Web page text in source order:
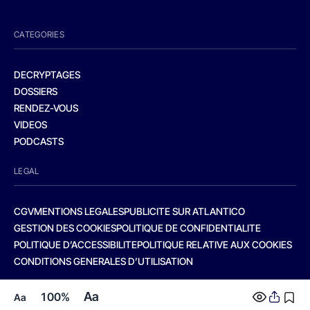
Aa 100% Aa
CATEGORIES
DECRYPTAGES
DOSSIERS
RENDEZ-VOUS
VIDEOS
PODCASTS
LEGAL
CGVMENTIONS LEGALESPUBLICITE SUR ATLANTICO
GESTION DES COOKIESPOLITIQUE DE CONFIDENTIALITE
POLITIQUE D’ACCESSIBILITEPOLITIQUE RELATIVE AUX COOKIES
CONDITIONS GENERALES D’UTILISATION